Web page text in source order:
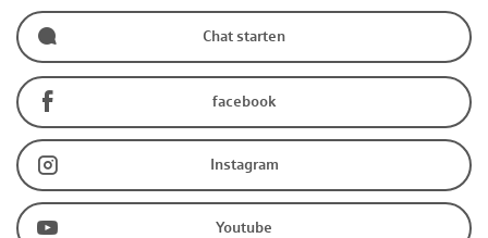
Chat starten
facebook
Instagram
Youtube